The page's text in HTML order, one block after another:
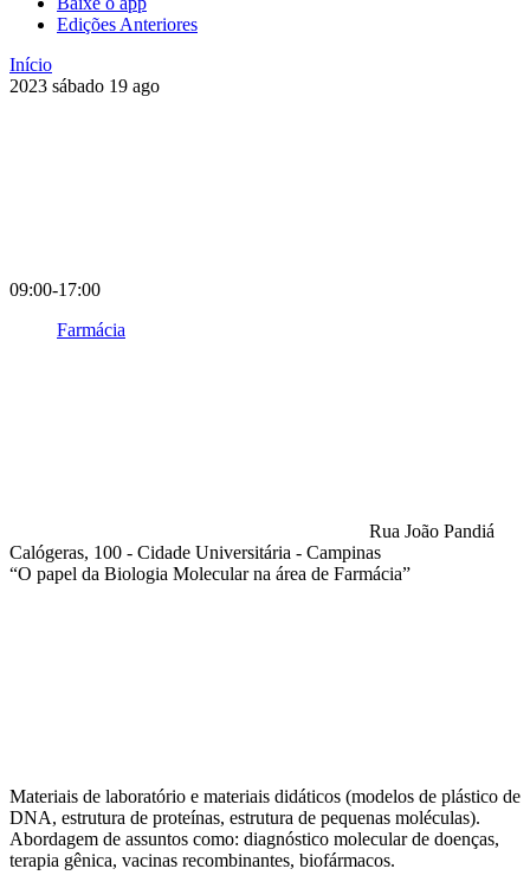
Edições Anteriores
Início
2023 sábado 19 ago
09:00-17:00
Farmácia
Rua João Pandiá
Calógeras, 100 - Cidade Universitária - Campinas
“O papel da Biologia Molecular na área de Farmácia”
Materiais de laboratório e materiais didáticos (modelos de plástico de
DNA, estrutura de proteínas, estrutura de pequenas moléculas).
Abordagem de assuntos como: diagnóstico molecular de doenças,
terapia gênica, vacinas recombinantes, biofármacos.